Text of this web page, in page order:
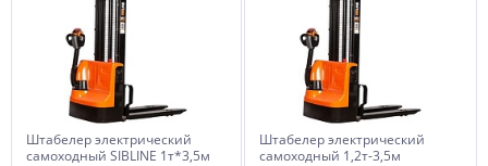
Штабелер электрический
самоходный SIBLINE 1т*3,5м
Штабелер электрический
самоходный 1,2т-3,5м